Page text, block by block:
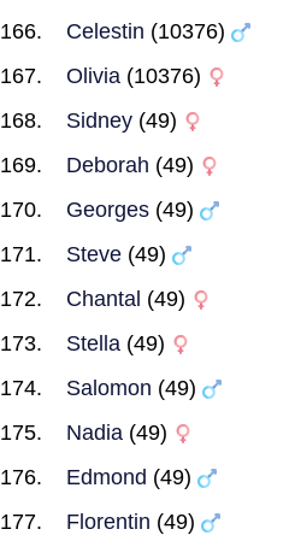
Celestin (10376)
Olivia (10376)
Sidney (49)
Deborah (49)
Georges (49)
Steve (49)
Chantal (49)
Stella (49)
Salomon (49)
Nadia (49)
Edmond (49)
Florentin (49)